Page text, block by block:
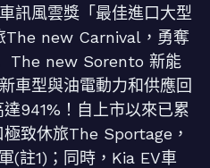
訊風雲獎「最佳進口大型
The new Carnival，勇奪
The new Sorento 新能
車型與油電動力和供應回
941%！自上市以來已累
致休旅The Sportage，
(註1)；同時，Kia EV車